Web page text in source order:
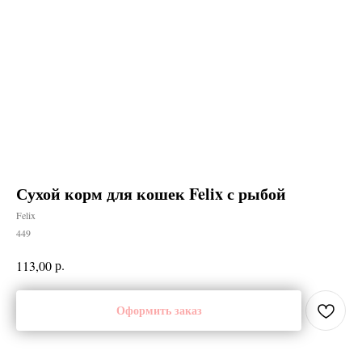
Сухой корм для кошек Felix с рыбой
Felix
449
113,00р.
Оформить заказ